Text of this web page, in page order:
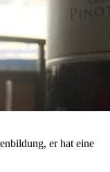
er hat eine